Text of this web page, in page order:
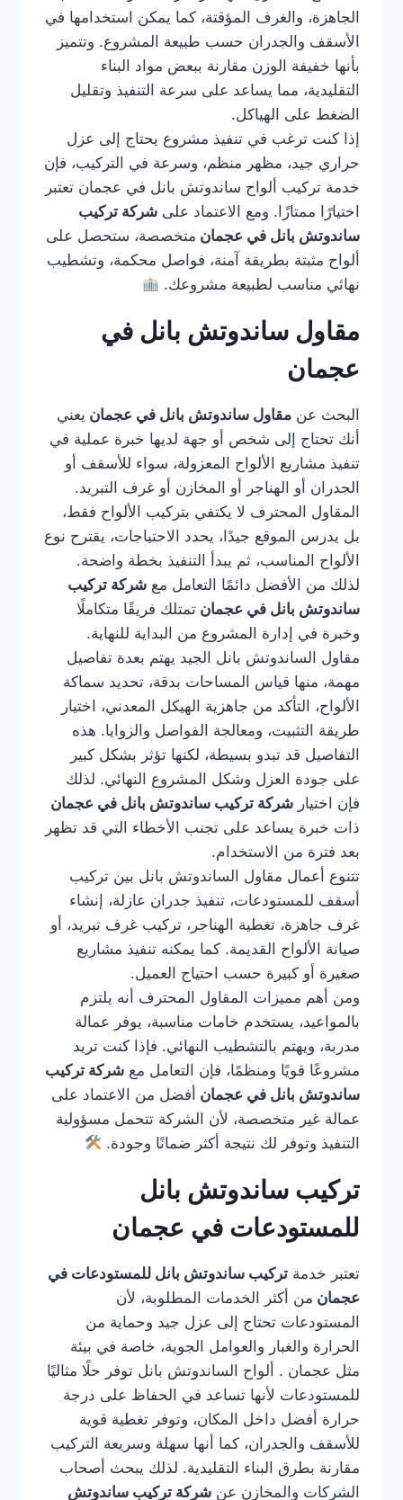
الجاهزة، والغرف المؤقتة، كما يمكن استخدامها في
الأسقف والجدران حسب طبيعة المشروع. وتتميز
بأنها خفيفة الوزن مقارنة ببعض مواد البناء
التقليدية، مما يساعد على سرعة التنفيذ وتقليل
الضغط على الهياكل.
إذا كنت ترغب في تنفيذ مشروع يحتاج إلى عزل
حراري جيد، مظهر منظم، وسرعة في التركيب، فإن
خدمة تركيب ألواح ساندوتش بانل في عجمان تعتبر
اختيارًا ممتازًا. ومع الاعتماد على شركة تركيب
ساندوتش بانل في عجمان متخصصة، ستحصل على
ألواح مثبتة بطريقة آمنة، فواصل محكمة، وتشطيب
نهائي مناسب لطبيعة مشروعك.
مقاول ساندوتش بانل في
عجمان
البحث عن مقاول ساندوتش بانل في عجمان يعني
أنك تحتاج إلى شخص أو جهة لديها خبرة عملية في
تنفيذ مشاريع الألواح المعزولة، سواء للأسقف أو
الجدران أو الهناجر أو المخازن أو غرف التبريد.
المقاول المحترف لا يكتفي بتركيب الألواح فقط،
بل يدرس الموقع جيدًا، يحدد الاحتياجات، يقترح نوع
الألواح المناسب، ثم يبدأ التنفيذ بخطة واضحة.
لذلك من الأفضل دائمًا التعامل مع شركة تركيب
ساندوتش بانل في عجمان تمتلك فريقًا متكاملًا
وخبرة في إدارة المشروع من البداية للنهاية.
مقاول الساندوتش بانل الجيد يهتم بعدة تفاصيل
مهمة، منها قياس المساحات بدقة، تحديد سماكة
الألواح، التأكد من جاهزية الهيكل المعدني، اختيار
طريقة التثبيت، ومعالجة الفواصل والزوايا. هذه
التفاصيل قد تبدو بسيطة، لكنها تؤثر بشكل كبير
على جودة العزل وشكل المشروع النهائي. لذلك
فإن اختيار شركة تركيب ساندوتش بانل في عجمان
ذات خبرة يساعد على تجنب الأخطاء التي قد تظهر
بعد فترة من الاستخدام.
تتنوع أعمال مقاول الساندوتش بانل بين تركيب
أسقف للمستودعات، تنفيذ جدران عازلة، إنشاء
غرف جاهزة، تغطية الهناجر، تركيب غرف تبريد، أو
صيانة الألواح القديمة. كما يمكنه تنفيذ مشاريع
صغيرة أو كبيرة حسب احتياج العميل.
ومن أهم مميزات المقاول المحترف أنه يلتزم
بالمواعيد، يستخدم خامات مناسبة، يوفر عمالة
مدربة، ويهتم بالتشطيب النهائي. فإذا كنت تريد
مشروعًا قويًا ومنظمًا، فإن التعامل مع شركة تركيب
ساندوتش بانل في عجمان أفضل من الاعتماد على
عمالة غير متخصصة، لأن الشركة تتحمل مسؤولية
التنفيذ وتوفر لك نتيجة أكثر ضمانًا وجودة.
تركيب ساندوتش بانل
للمستودعات في عجمان
تعتبر خدمة تركيب ساندوتش بانل للمستودعات في
عجمان من أكثر الخدمات المطلوبة، لأن
المستودعات تحتاج إلى عزل جيد وحماية من
الحرارة والغبار والعوامل الجوية، خاصة في بيئة
مثل عجمان . ألواح الساندوتش بانل توفر حلًا مثاليًا
للمستودعات لأنها تساعد في الحفاظ على درجة
حرارة أفضل داخل المكان، وتوفر تغطية قوية
للأسقف والجدران، كما أنها سهلة وسريعة التركيب
مقارنة بطرق البناء التقليدية. لذلك يبحث أصحاب
الشركات والمخازن عن شركة تركيب ساندوتش